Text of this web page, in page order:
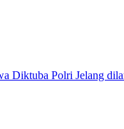
Diktuba Polri Jelang